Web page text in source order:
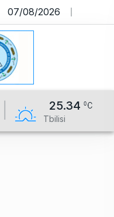
რეჟიმში
07/08/2026
25.34
Tbilisi